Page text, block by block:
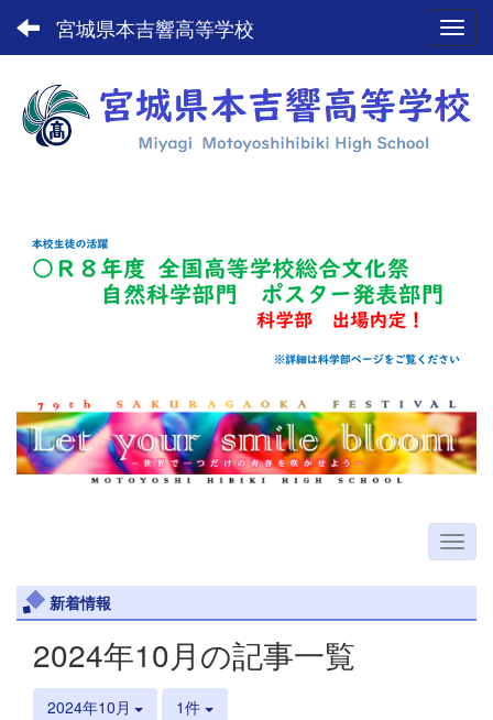
宮城県本吉響高等学校
新着情報
2024年10月の記事一覧
2024年10月 1件